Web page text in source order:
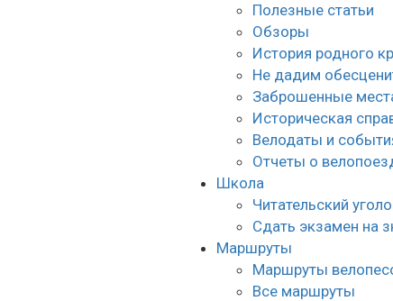
Полезные статьи
Обзоры
История родного
Не дадим
Заброшенные
Историческая
Велодаты и
Отчеты о
Школа
Читательский
Сдать экзамен на
Маршруты
Маршруты
Все маршруты